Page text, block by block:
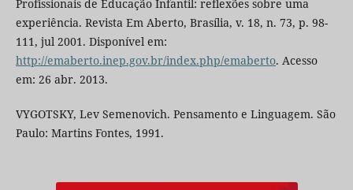
Profissionais de Educação Infantil: reflexões sobre uma
experiência. Revista Em Aberto, Brasília, v. 18, n. 73, p. 98-
111, jul 2001. Disponível em:
http://emaberto.inep.gov.br/index.php/emaberto. Acesso
em: 26 abr. 2013.
VYGOTSKY, Lev Semenovich. Pensamento e Linguagem. São
Paulo: Martins Fontes, 1991.